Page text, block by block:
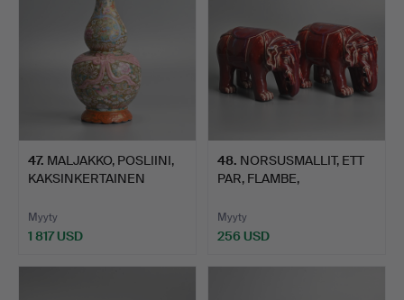
47. MALJAKKO, POSLIINI,
KAKSINKERTAINEN
Myyty
1 817 USD
48. NORSUSMALLIT, ETT
PAR, FLAMBE,
Myyty
256 USD